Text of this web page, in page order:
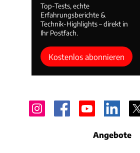
Top-Tests, echte
Erfahrungsberichte &
Technik-Highlights – direkt in
Ihr Postfach.
Kostenlos abonnieren
Angebote